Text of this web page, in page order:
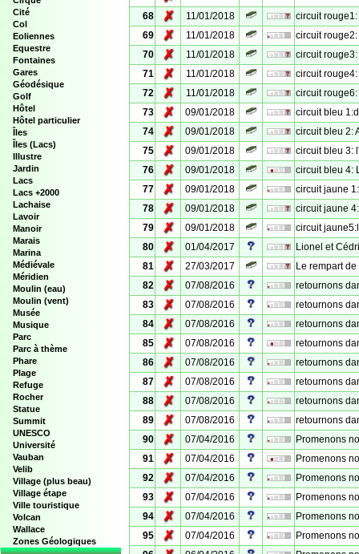
Cité
Col
Eoliennes
Equestre
Fontaines
Gares
Géodésique
Golf
Hôtel
Hôtel particulier
Îles
Îles (Lacs)
Illustre
Jardin
Lacs
Lacs +2000
Lachaise
Lavoir
Manoir
Marais
Marina
Médiévale
Méridien
Moulin (eau)
Moulin (vent)
Musée
Musique
Parc
Parc à thème
Phare
Plage
Refuge
Rocher
Statue
Summit
UNESCO
Université
Vauban
Velib
Village (plus beau)
Village étape
Ville touristique
Volcan
Wallace
Zones Géologiques
68
✗ 11/01/2018
circuit
69
✗ 11/01/2018
circuit
70
✗ 11/01/2018
circuit
71
✗ 11/01/2018
circuit
72
✗ 11/01/2018
circuit
73
✗ 09/01/2018
circuit bleu
74
✗ 09/01/2018
circuit bleu 2:
75
✗ 09/01/2018
circuit bleu 3:
76
✗ 09/01/2018
circuit bleu 4:
77
✗ 09/01/2018
circuit jaune
78
✗ 09/01/2018
circuit jaune
79
✗ 09/01/2018
circuit
80
✗ 01/04/2017
Lionel et
81
✗ 27/03/2017
Le rempart
82
✗ 07/08/2016
retournons
83
✗ 07/08/2016
retournons
84
✗ 07/08/2016
retournons
85
✗ 07/08/2016
retournons
86
✗ 07/08/2016
retournons
87
✗ 07/08/2016
retournons
88
✗ 07/08/2016
retournons
89
✗ 07/08/2016
retournons
90
✗ 07/04/2016
Promenons
91
✗ 07/04/2016
Promenons
92
✗ 07/04/2016
Promenons
93
✗ 07/04/2016
Promenons
94
✗ 07/04/2016
Promenons
95
✗ 07/04/2016
Promenons